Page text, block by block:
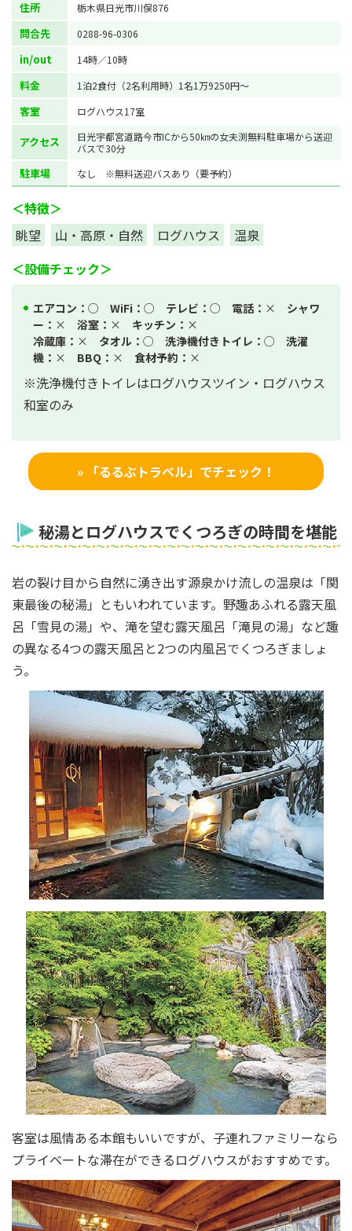
住所 栃木県日光市川俣876
問合先 0288-96-0306
in/out 14時／10時
料金 1泊2食付（2名利用時）1名1万9250円〜
客室 ログハウス17室
アクセス
日光宇都宮道路今市ICから50㎞の女夫渕無料駐車場から送迎
バスで30分
駐車場 なし ※無料送迎バスあり（要予約）
＜特徴＞
眺望
山・高原・自然 ログハウス
温泉
＜設備チェック＞
エアコン： ○ WiFi： ○ テレビ： ○ 電話： × シャワ
ー： × 浴室： × キッチン： ×
冷蔵庫： × タオル： ○ 洗浄機付きトイレ： ○ 洗濯
機： × BBQ： × 食材予約： ×
※洗浄機付きトイレはログハウスツイン・ログハウス
和室のみ
» 「るるぶトラベル」でチェック！
秘湯とログハウスでくつろぎの時間を堪能
岩の裂け目から自然に湧き出す源泉かけ流しの温泉は「関
東最後の秘湯」ともいわれています。野趣あふれる露天風
呂「雪見の湯」や、滝を望む露天風呂「滝見の湯」など趣
の異なる4つの露天風呂と2つの内風呂でくつろぎましょ
う。
客室は風情ある本館もいいですが、子連れファミリーなら
プライベートな滞在ができるログハウスがおすすめです。